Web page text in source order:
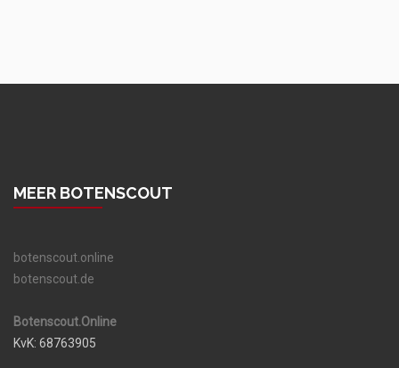
MEER BOTENSCOUT
botenscout.online
botenscout.de
Botenscout.Online
KvK: 68763905